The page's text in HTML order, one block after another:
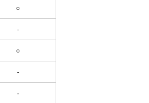
○
-
○
-
-